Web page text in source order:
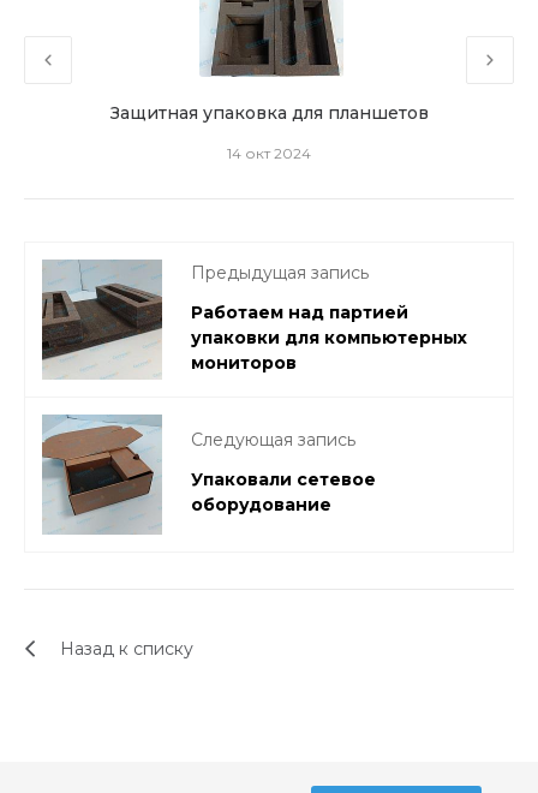
Защитная упаковка для планшетов
14 окт 2024
Предыдущая запись
Работаем над партией
упаковки для компьютерных
мониторов
Следующая запись
Упаковали сетевое
оборудование
Назад к списку